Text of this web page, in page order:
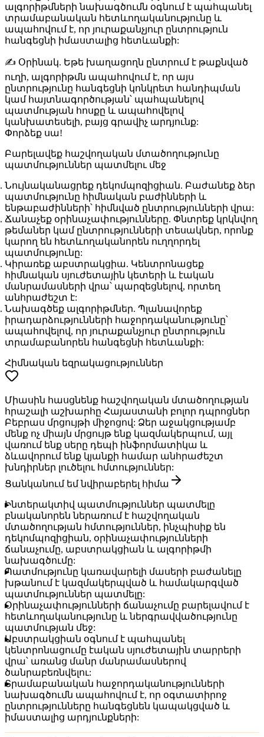
ալգորիթմների նախագծումն օգնում է պահպանել
տրամաբանական հետևողականությունը և
ապահովում է, որ յուրաքանչյուր ընտրություն
հանգեցնի իմաստալից հետևանքի:
✍️ Օրինակ. Եթե խաղացողն ընտրում է թաքնված
ուղի, ալգորիթմն ապահովում է, որ այս
ընտրությունը հանգեցնի կոնկրետ հանդիպման
կամ հայտնագործության՝ պահպանելով
պատմության հոսքը և ապահովելով
կանխատեսելի, բայց գրավիչ արդյունք:
Փորձեք սա!
Բարելավեք հաշվողական մտածողությունը
պատմություններ պատմելու մեջ
Նույնականացրեք դեկոմպոզիցիան. Բաժանեք ձեր
պատմությունը հիմնական բաժինների և
ենթաբաժինների՝ հիմնված ընտրությունների վրա:
Ճանաչեք օրինաչափությունները. Փնտրեք կրկնվող
թեմաներ կամ ընտրությունների տեսակներ, որոնք
կարող են հետևողականորեն ուղղորդել
պատմությունը:
Կիրառեք աբստրակցիա. Կենտրոնացեք
հիմնական սյուժետային կետերի և էական
մանրամասների վրա՝ պարզեցնելով, որտեղ
անհրաժեշտ է:
Նախագծեք ալգորիթմներ. Պլանավորեք
իրադարձությունների հաջորդականությունը՝
ապահովելով, որ յուրաքանչյուր ընտրություն
տրամաբանորեն հանգեցնի հետևանքի:
Հիմնական եզրակացություններ
Միասին հասցնենք հաշվողական մտածողության
հրաշալի աշխարհը Հայաստանի բոլոր դպրոցներ
Բեբրաս մրցույթի միջոցով: Ձեր աջակցությամբ
մենք ոչ միայն մրցույթ ենք կազմակերպում, այլ
վառում ենք սերը դեպի ինֆորմատիկա և
ձևավորում ենք կյանքի համար անհրաժեշտ
խնդիրներ լուծելու հմտություններ:
Ցանկանում եմ նվիրաբերել հիմա
Ինտերակտիվ պատմություններ պատմելը
բնականորեն ներառում է հաշվողական
մտածողության հմտություններ, ինչպիսիք են
դեկոմպոզիցիան, օրինաչափությունների
ճանաչումը, աբստրակցիան և ալգորիթմի
նախագծումը:
Պատմությունը կառավարելի մասերի բաժանելը
խթանում է կազմակերպված և համակարգված
պատմություններ պատմելը:
Օրինաչափությունների ճանաչումը բարելավում է
հետևողականությունը և ներգրավվածությունը
պատմության մեջ:
Աբստրակցիան օգնում է պահպանել
կենտրոնացումը էական սյուժետային տարրերի
վրա՝ առանց մանր մանրամասներով
ծանրաբեռնվելու:
Տրամաբանական հաջորդականությունների
նախագծումն ապահովում է, որ օգտատիրոջ
ընտրությունները հանգեցնեն կապակցված և
իմաստալից արդյունքների: